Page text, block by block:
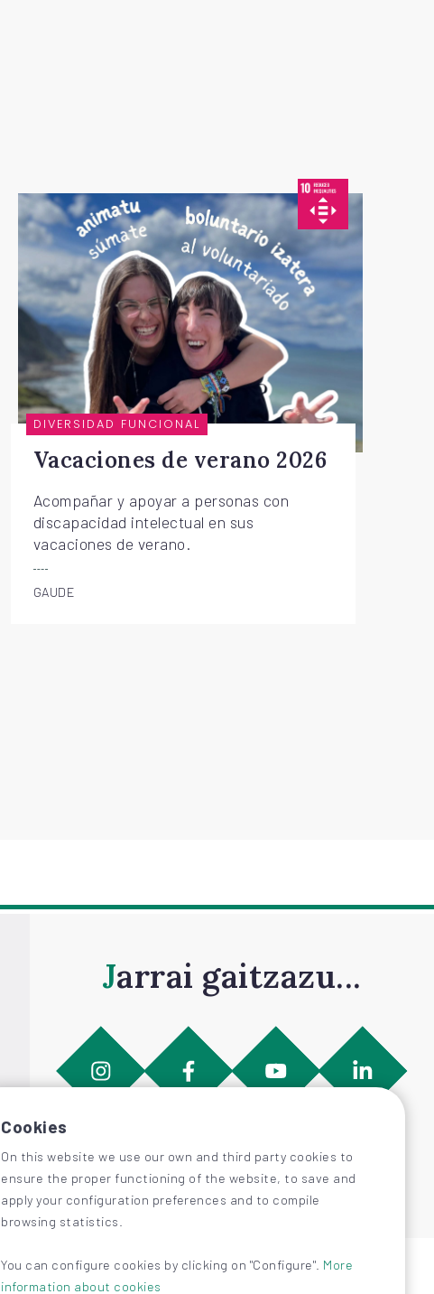
DIVERSIDAD FUNCIONAL
Vacaciones de verano 2026
Acompañar y apoyar a personas con
discapacidad intelectual en sus
vacaciones de verano.
GAUDE
Jarrai gaitzazu...
Cookies
On this website we use our own and third party cookies to
ensure the proper functioning of the website, to save and
apply your configuration preferences and to compile
browsing statistics.
You can configure cookies by clicking on "Configure". More
information about cookies